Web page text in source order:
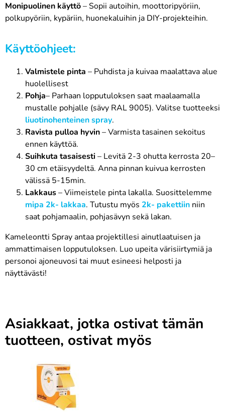
Monipuolinen käyttö– Sopii autoihin, moottoripyöriin,
polkupyöriin, kypäriin, huonekaluihin ja DIY-projekteihin.
Käyttöohjeet:
Valmistele pinta – Puhdista ja kuivaa maalattava alue
huolellisest
Pohja– Parhaan lopputuloksen saat maalaamalla
mustalle pohjalle (sävy RAL 9005). Valitse tuotteeksi
liuotinohenteinen spray.
Ravista pulloa hyvin– Varmista tasainen sekoitus
ennen käyttöä.
Suihkuta tasaisesti– Levitä 2-3 ohutta kerrosta 20–
30 cm etäisyydeltä. Anna pinnan kuivua kerrosten
välissä 5-15min.
Lakkaus– Viimeistele pinta lakalla. Suosittelemme
mipa 2k- lakkaa. Tutustu myös 2k- pakettiin niin
saat pohjamaalin, pohjasävyn sekä lakan.
Kameleontti Spray antaa projektillesi ainutlaatuisen ja
ammattimaisen lopputuloksen. Luo upeita värisiirtymiä ja
personoi ajoneuvosi tai muut esineesi helposti ja
näyttävästi!
Asiakkaat, jotka ostivat tämän
tuotteen, ostivat myös